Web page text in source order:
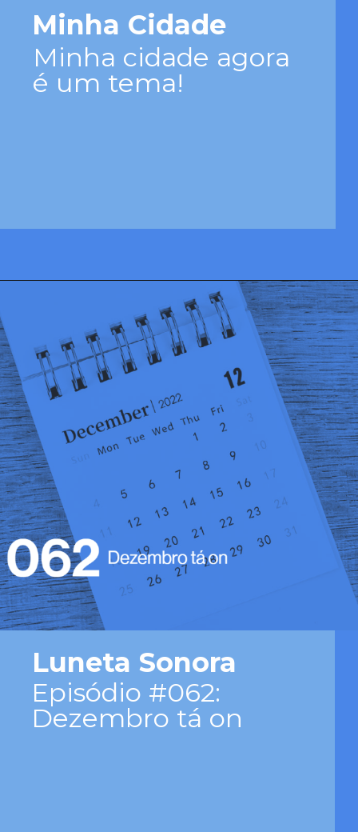
Minha Cidade
Minha cidade agora
é um tema!
https://josivandroavelar.com.br/minha-cidade-agora-e-um-tema/
Luneta Sonora
Episódio #062:
Dezembro tá on